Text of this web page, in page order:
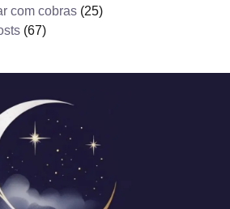
com cobras (25)
(67)